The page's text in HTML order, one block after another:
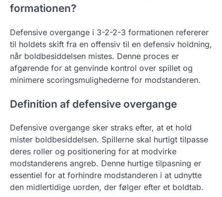
formationen?
Defensive overgange i 3-2-2-3 formationen refererer
til holdets skift fra en offensiv til en defensiv holdning,
når boldbesiddelsen mistes. Denne proces er
afgørende for at genvinde kontrol over spillet og
minimere scoringsmulighederne for modstanderen.
Definition af defensive overgange
Defensive overgange sker straks efter, at et hold
mister boldbesiddelsen. Spillerne skal hurtigt tilpasse
deres roller og positionering for at modvirke
modstanderens angreb. Denne hurtige tilpasning er
essentiel for at forhindre modstanderen i at udnytte
den midlertidige uorden, der følger efter et boldtab.